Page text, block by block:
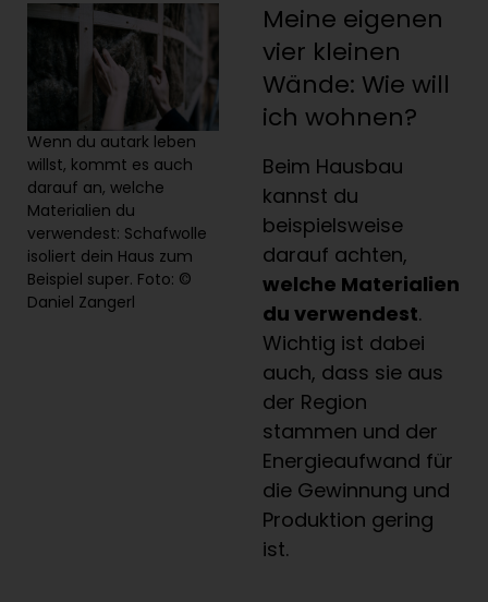
Meine eigenen
vier kleinen
Wände: Wie will
ich wohnen?
Beim Hausbau
kannst du
beispielsweise
darauf achten,
welche Materialien
du verwendest.
Wichtig ist dabei
auch, dass sie aus
der Region
stammen und der
Energieaufwand für
die Gewinnung und
Produktion gering
ist.
Wenn du autark leben
willst, kommt es auch
darauf an, welche
Materialien du
verwendest: Schafwolle
isoliert dein Haus zum
Beispiel super. Foto: ©
Daniel Zangerl